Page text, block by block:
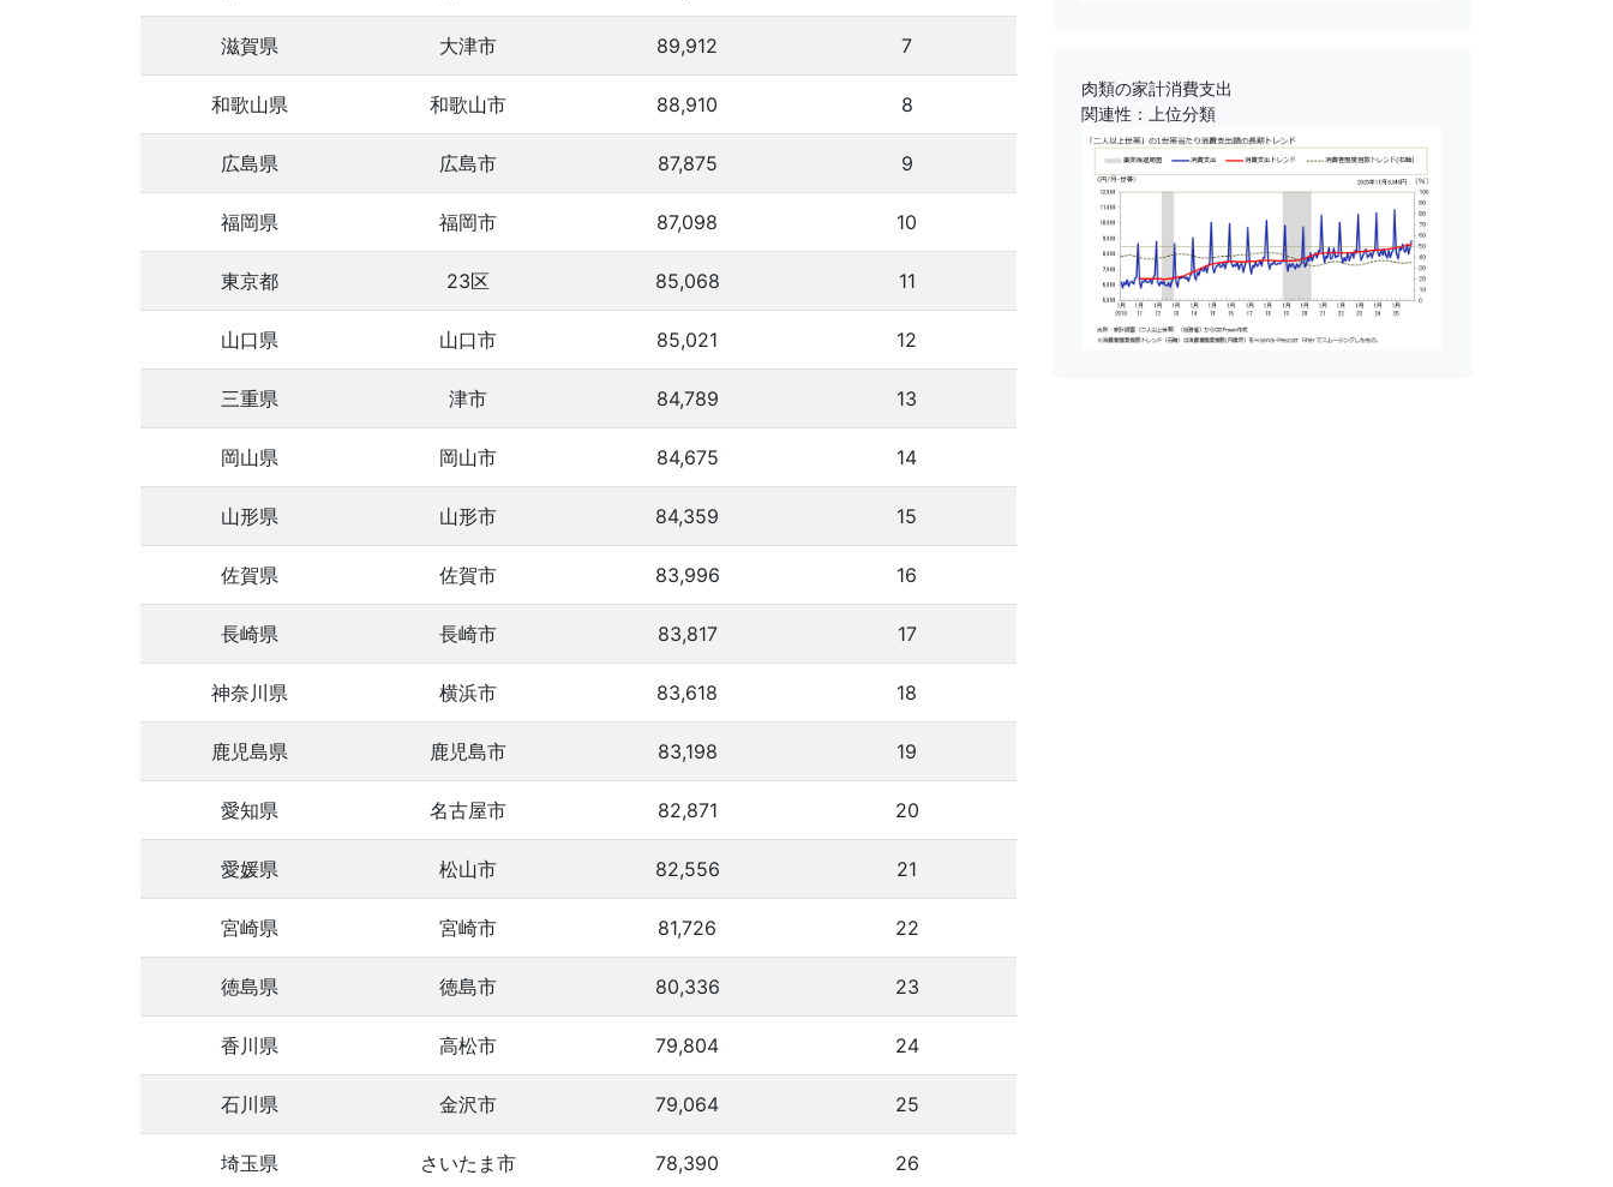
滋賀県 大津市 89,912 7
和歌山県 和歌山市 88,910 8
広島県 広島市 87,875 9
福岡県 福岡市 87,098 10
東京都 23区 85,068 11
山口県 山口市 85,021 12
三重県 津市 84,789 13
岡山県 岡山市 84,675 14
山形県 山形市 84,359 15
佐賀県 佐賀市 83,996 16
長崎県 長崎市 83,817 17
神奈川県 横浜市 83,618 18
鹿児島県 鹿児島市 83,198 19
愛知県 名古屋市 82,871 20
愛媛県 松山市 82,556 21
宮崎県 宮崎市 81,726 22
徳島県 徳島市 80,336 23
香川県 高松市 79,804 24
石川県 金沢市 79,064 25
埼玉県 さいたま市 78,390 26
肉類の家計消費支出
関連性：上位分類